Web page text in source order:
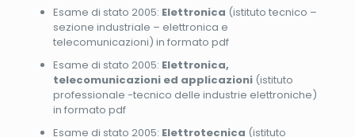
Esame di stato 2005: Elettronica (istituto tecnico –
sezione industriale – elettronica e
telecomunicazioni) in formato pdf
Esame di stato 2005: Elettronica,
telecomunicazioni ed applicazioni (istituto
professionale -tecnico delle industrie elettroniche)
in formato pdf
Esame di stato 2005: Elettrotecnica (istituto